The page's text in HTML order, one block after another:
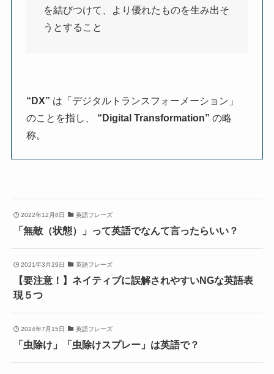
を結びつけて、より優れたものを生み出そ
うとすること
“DX” は「デジタルトランスフォーメーション」
のことを指し、 “Digital Transformation” の略
称。
2022年12月8日 英語フレーズ
「無敵（状態）」って英語でなんて言ったらいい？
2021年3月29日 英語フレーズ
【要注意！】ネイティブに誤解されやすいNGな英語表
現５つ
2024年7月15日 英語フレーズ
「虫除け」「虫除けスプレー」は英語で？